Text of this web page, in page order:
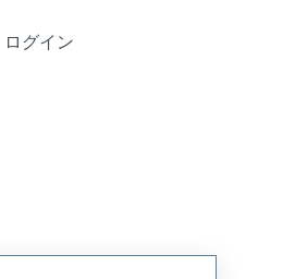
ログイン